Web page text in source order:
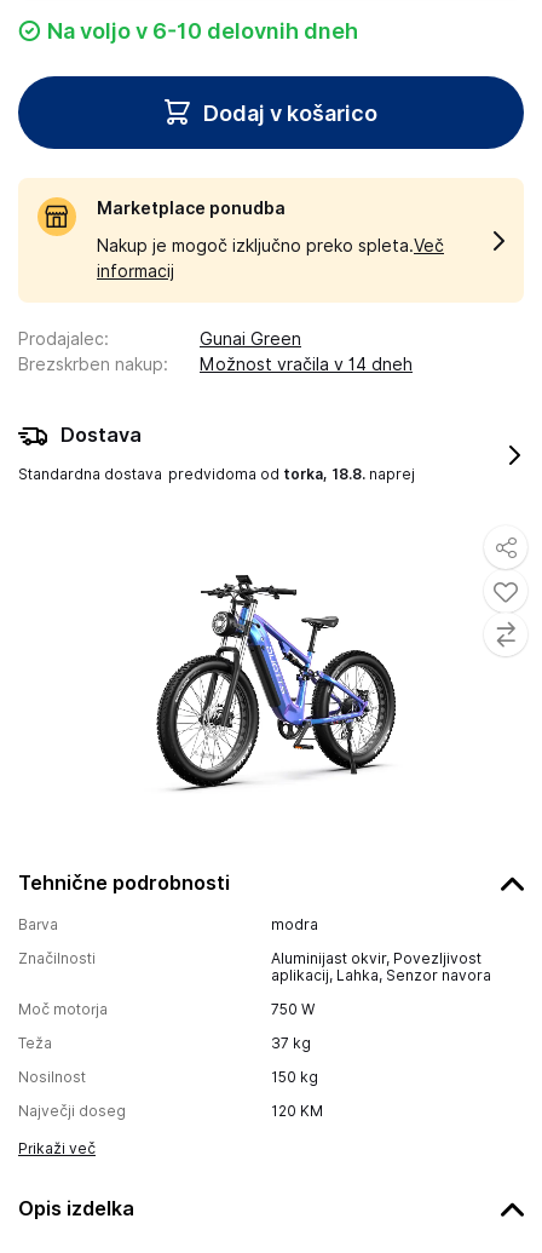
Tehnične podrobnosti
Barva
modra
Značilnosti
Aluminijast okvir, Povezljivost
aplikacij, Lahka, Senzor navora
Moč motorja
750 W
Teža
37 kg
Nosilnost
150 kg
Največji doseg
120 KM
Prikaži več
Opis izdelka
Na voljo v 6-10 delovnih dneh
Dodaj v košarico
Marketplace ponudba
Nakup je mogoč izključno preko spleta.Več
informacij
Prodajalec:
Gunai Green
Brezskrben nakup: Možnost vračila v 14 dneh
Dostava
Standardna dostava predvidoma od torka, 18.8. naprej